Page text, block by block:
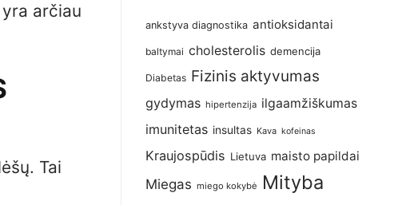
arčiau
Tai
ankstyva diagnostika antioksidantai
baltymai cholesterolis demencija
Diabetas Fizinis aktyvumas
gydymas hipertenzija ilgaamžiškumas
imunitetas insultas Kava kofeinas
Kraujospūdis Lietuva maisto papildai
Miegas miego kokybė Mityba